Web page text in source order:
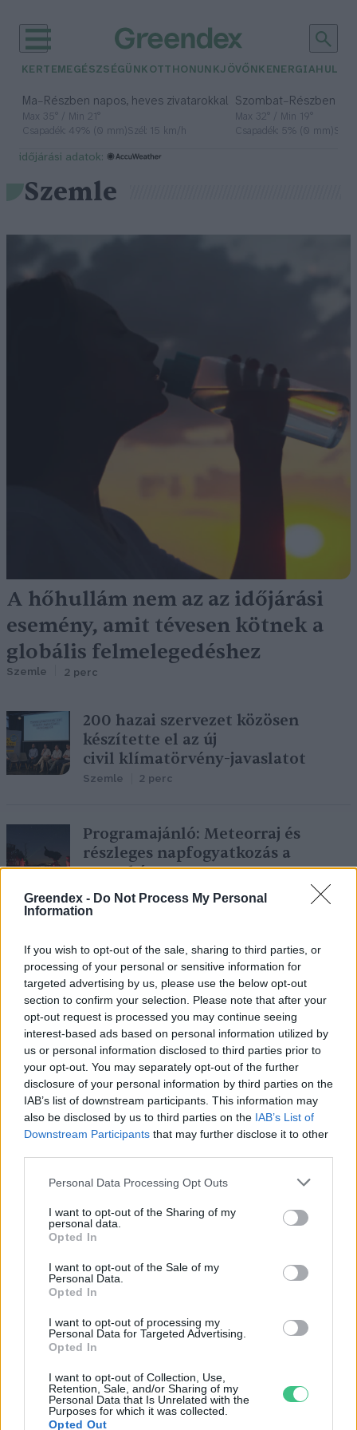
Greendex - Do Not Process My Personal
Information
If you wish to opt-out of the sale, sharing to third parties, or
processing of your personal or sensitive information for
targeted advertising by us, please use the below opt-out
section to confirm your selection. Please note that after your
opt-out request is processed you may continue seeing
interest-based ads based on personal information utilized by
us or personal information disclosed to third parties prior to
your opt-out. You may separately opt-out of the further
disclosure of your personal information by third parties on the
IAB’s list of downstream participants. This information may
also be disclosed by us to third parties on the IAB’s List of
Downstream Participants that may further disclose it to other
Personal Data Processing Opt Outs
I want to opt-out of the Sharing of my
personal data.
Opted In
I want to opt-out of the Sale of my
Personal Data.
Opted In
I want to opt-out of processing my
Personal Data for Targeted Advertising.
Opted In
I want to opt-out of Collection, Use,
Retention, Sale, and/or Sharing of my
Personal Data that Is Unrelated with the
Purposes for which it was collected.
Opted Out
KERTEM EGÉSZSÉGÜNK OTTHONUNKJÖVŐNK ENERGIA
Ma– Részben napos, heves zivatarokkal
Max 35° / Min 21°
Csapadék: 49% (0 mm)Szél: 15 km/h
Szombat– Részben
Max 32° / Min 19°
Csapadék: 5% (0 mm)
időjárási adatok:
Szemle
A hőhullám nem az az időjárási
esemény, amit tévesen kötnek a
globális felmelegedéshez
Szemle 2 perc
200 hazai szervezet közösen
készítette el az új
civil klímatörvény-javaslatot
Szemle 2 perc
Programajánló: Meteorraj és
részleges napfogyatkozás a
Hortobágyon
Szemle 2 perc
Az ifjú petkalózok a hőségben is
helyt álltak
Szemle 2 perc
Alkalmazkodás a hőséghez: milyen
jövő áll a hazai mezőgazdaság
előtt?
Szemle 1 perc
Tisza-tó: traffipax, jetski-
korlátozás és védett zónák
Tipp: 7+1 hűsítő barlangi
kirándulás Magyarországon
Szemle 5 perc